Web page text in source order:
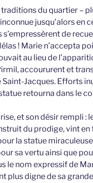
du quartier –
jusqu’alors en
de
! Marie n’accepta
au lieu de
accoururent et
Jacques. Efforts
retourna dans le
et son désir rempli :
du prodige, vint en
la statue
sa vertu ainsi que
le nom expressif de
plus digne de sa